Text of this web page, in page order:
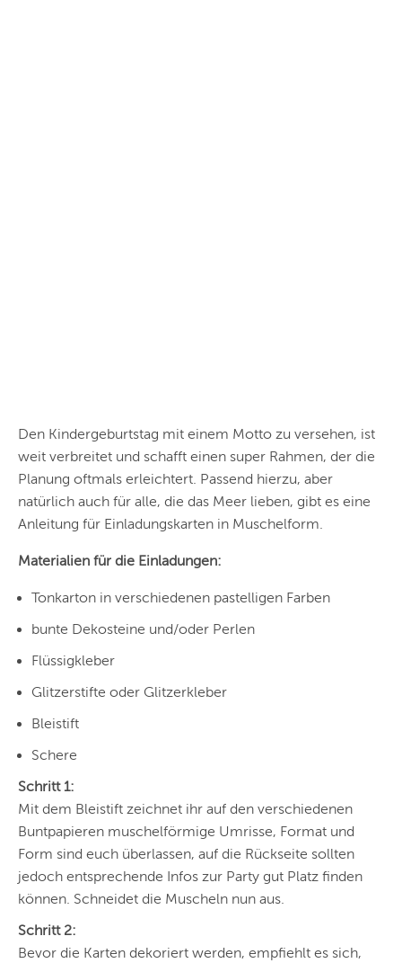
Den Kindergeburtstag mit einem Motto zu versehen, ist
weit verbreitet und schafft einen super Rahmen, der die
Planung oftmals erleichtert. Passend hierzu, aber
natürlich auch für alle, die das Meer lieben, gibt es eine
Anleitung für Einladungskarten in Muschelform.
Materialien für die Einladungen:
Tonkarton in verschiedenen pastelligen Farben
bunte Dekosteine und/oder Perlen
Flüssigkleber
Glitzerstifte oder Glitzerkleber
Bleistift
Schere
Schritt 1:
Mit dem Bleistift zeichnet ihr auf den verschiedenen
Buntpapieren muschelförmige Umrisse, Format und
Form sind euch überlassen, auf die Rückseite sollten
jedoch entsprechende Infos zur Party gut Platz finden
können. Schneidet die Muscheln nun aus.
Schritt 2:
Bevor die Karten dekoriert werden, empfiehlt es sich,